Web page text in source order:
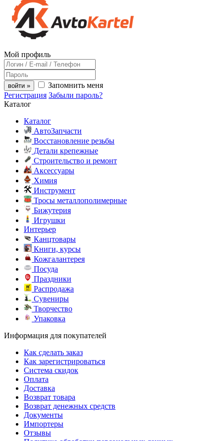
Мой профиль
войти »
Запомнить меня
Регистрация Забыли пароль?
Каталог
Каталог
АвтоЗапчасти
Восстановление резьбы
Детали крепежные
Строительство и ремонт
Аксессуары
Химия
Инструмент
Тросы металлополимерные
Бижутерия
Игрушки
Интерьер
Канцтовары
Книги, курсы
Кожгалантерея
Посуда
Праздники
Распродажа
Сувениры
Творчество
Упаковка
Информация для покупателей
Как сделать заказ
Как зарегистрироваться
Система скидок
Оплата
Доставка
Возврат товара
Возврат денежных средств
Документы
Импортеры
Отзывы